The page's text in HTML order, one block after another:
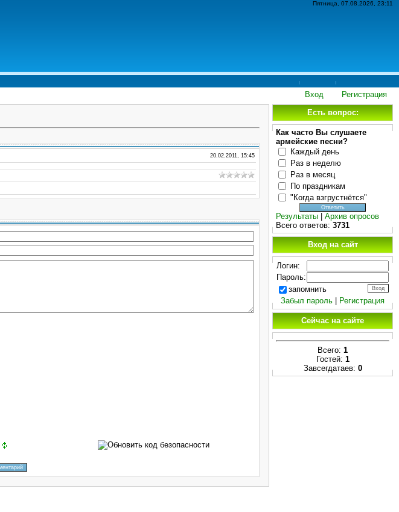
Пятница, 07.08.2026, 23:11
Регистрация
Вход
20.02.2011, 15:45
Есть вопрос:
Как часто Вы слушаете
армейские песни?
Каждый день
Раз в неделю
Раз в месяц
По праздникам
"Когда взгрустнётся"
Результаты
Архив опросов
Всего ответов: 3731
Вход на сайт
Логин:
Пароль:
запомнить
Забыл пароль
Регистрация
Сейчас на сайте
Всего: 1
Гостей: 1
Завсегдатаев: 0